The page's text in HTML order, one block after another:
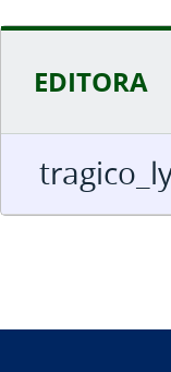
EDITORA